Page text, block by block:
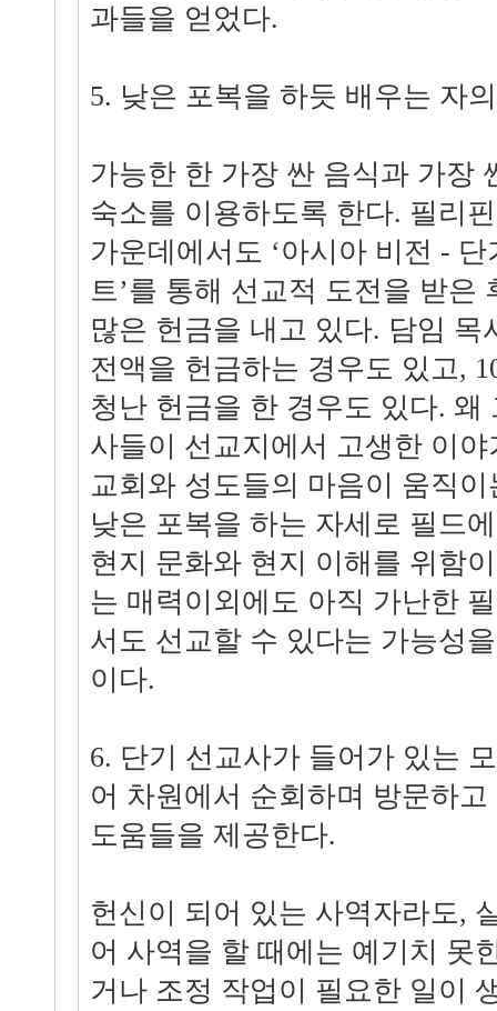
과들을 얻었다.
5. 낮은 포복을 하듯 배우는 자
가능한 한 가장 싼 음식과 가장
숙소를 이용하도록 한다. 필리
가운데에서도 ‘아시아 비전 -
트’를 통해 선교적 도전을 받은
많은 헌금을 내고 있다. 담임 목
전액을 헌금하는 경우도 있고,
청난 헌금을 한 경우도 있다. 왜
사들이 선교지에서 고생한 이
교회와 성도들의 마음이 움직
낮은 포복을 하는 자세로 필드
현지 문화와 현지 이해를 위함
는 매력이외에도 아직 가난한
서도 선교할 수 있다는 가능성
이다.
6. 단기 선교사가 들어가 있는
어 차원에서 순회하며 방문하
도움들을 제공한다.
헌신이 되어 있는 사역자라도,
어 사역을 할 때에는 예기치 못
거나 조정 작업이 필요한 일이